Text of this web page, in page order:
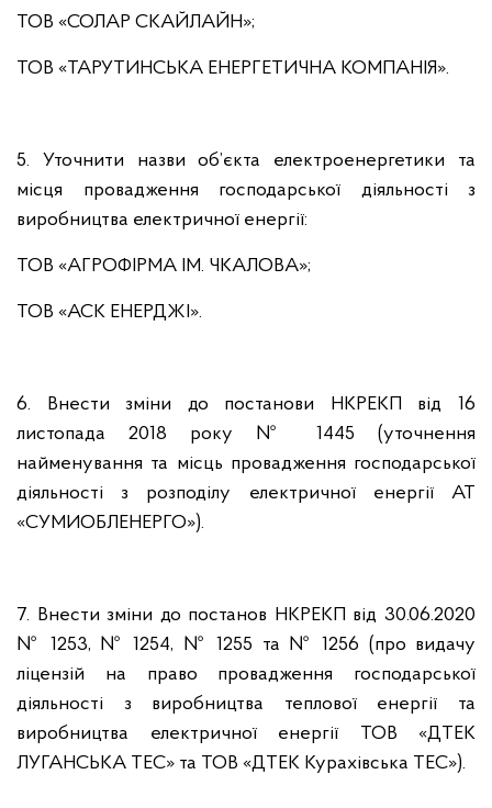
ТОВ «СОЛАР СКАЙЛАЙН»;
ТОВ «ТАРУТИНСЬКА ЕНЕРГЕТИЧНА КОМПАНІЯ».
5. Уточнити назви об’єкта електроенергетики та
місця провадження господарської діяльності з
виробництва електричної енергії:
ТОВ «АГРОФІРМА ІМ. ЧКАЛОВА»;
ТОВ «АСК ЕНЕРДЖІ».
6. Внести зміни до постанови НКРЕКП від 16
листопада 2018 року № 1445 (уточнення
найменування та місць провадження господарської
діяльності з розподілу електричної енергії АТ
«СУМИОБЛЕНЕРГО»).
7. Внести зміни до постанов НКРЕКП від 30.06.2020
№ 1253, № 1254, № 1255 та № 1256 (про видачу
ліцензій на право провадження господарської
діяльності з виробництва теплової енергії та
виробництва електричної енергії ТОВ «ДТЕК
ЛУГАНСЬКА ТЕС» та ТОВ «ДТЕК Курахівська ТЕС»).